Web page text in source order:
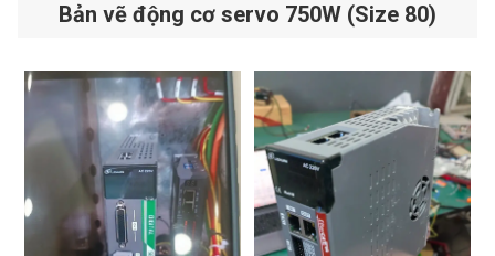
Bản vẽ động cơ servo 750W (Size 80)